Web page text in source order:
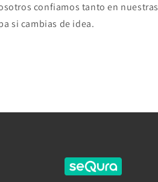
confiamos tanto en nuestras
si cambias de idea.